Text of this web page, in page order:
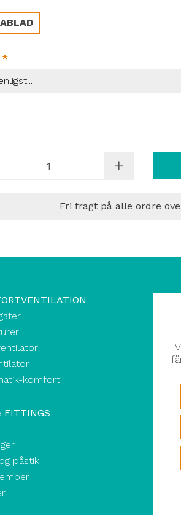
*
Fri fragt på alle ordre
komfort
FITTINGS
påstik